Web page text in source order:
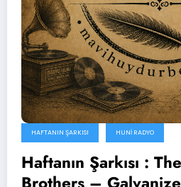
HAFTANIN ŞARKISI HUNI RADYO
Haftanın Şarkısı :